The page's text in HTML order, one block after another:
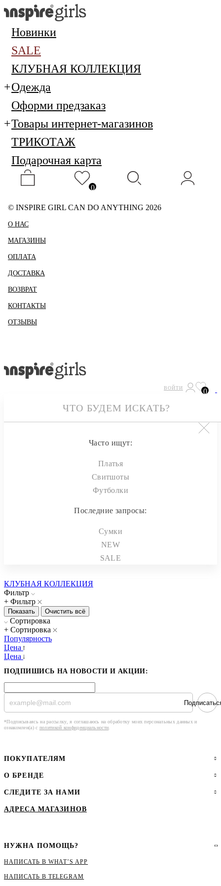
Новинки
SALE
КЛУБНАЯ КОЛЛЕКЦИЯ
Одежда
Оформи предзаказ
Товары интернет-магазинов
ТРИКОТАЖ
Подарочная карта
0
© INSPIRE GIRL CAN DO ANYTHING 2026
О НАС
МАГАЗИНЫ
ОПЛАТА
ДОСТАВКА
ВОЗВРАТ
КОНТАКТЫ
ОТЗЫВЫ
ВОЙТИ 0
Часто ищут:
Платья
Свитшоты
Футболки
Последние запросы:
Сумки
NEW
SALE
КЛУБНАЯ КОЛЛЕКЦИЯ
Фильтр
+ Фильтр
Сортировка
+ Сортировка
Популярность
Цена
Цена
ПОДПИШИСЬ НА НОВОСТИ И АКЦИИ:
*Подписываясь на рассылку, я соглашаюсь на обработку моих персональных данных и
ознакомлен(а) с политикой конфиденциальности.
ПОКУПАТЕЛЯМ
О БРЕНДЕ
СЛЕДИТЕ ЗА НАМИ
АДРЕСА МАГАЗИНОВ
НУЖНА ПОМОЩЬ?
НАПИСАТЬ В WHAT’S APP
НАПИСАТЬ В ТЕLEGRAM